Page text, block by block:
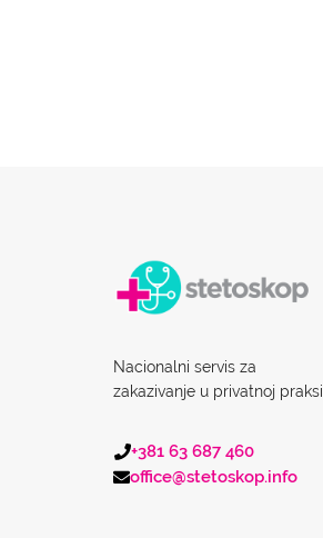
Nacionalni servis za
zakazivanje u privatnoj praksi.
+381 63 687 460
office@stetoskop.info